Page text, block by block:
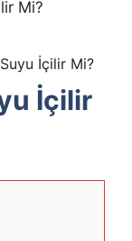
İçilir Mi?
İçilir